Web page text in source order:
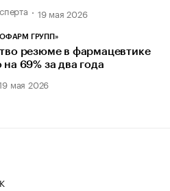
19 мая 2026
ГРУПП»
резюме в фармацевтике
69% за два года
мая 2026